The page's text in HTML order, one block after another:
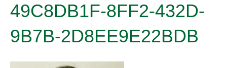
49C8DB1F-8FF2-432D-
9B7B-2D8EE9E22BDB